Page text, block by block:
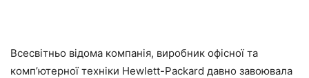
Всесвітньо відома компанія, виробник офісної та
комп’ютерної техніки Hewlett-Packard давно завоювала